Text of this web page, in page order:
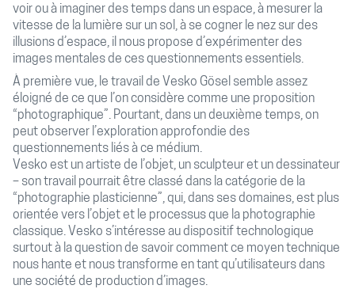
voir ou à imaginer des temps dans un espace, à mesurer la
vitesse de la lumière sur un sol, à se cogner le nez sur des
illusions d’espace, il nous propose d’expérimenter des
images mentales de ces questionnements essentiels.
À première vue, le travail de Vesko Gösel semble assez
éloigné de ce que l’on considère comme une proposition
“photographique”. Pourtant, dans un deuxième temps, on
peut observer l’exploration approfondie des
questionnements liés à ce médium.
Vesko est un artiste de l’objet, un sculpteur et un dessinateur
– son travail pourrait être classé dans la catégorie de la
“photographie plasticienne”, qui, dans ses domaines, est plus
orientée vers l’objet et le processus que la photographie
classique. Vesko s’intéresse au dispositif technologique
surtout à la question de savoir comment ce moyen technique
nous hante et nous transforme en tant qu’utilisateurs dans
une société de production d’images.